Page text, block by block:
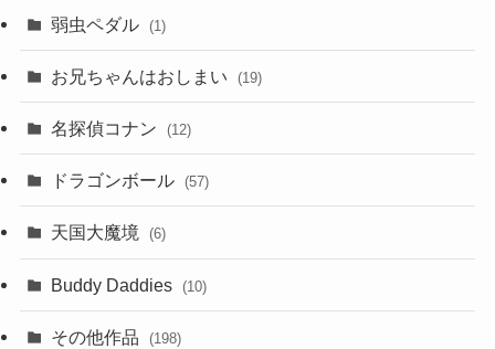
弱虫ペダル (1)
お兄ちゃんはおしまい (19)
名探偵コナン (12)
ドラゴンボール (57)
天国大魔境 (6)
Buddy Daddies (10)
その他作品 (198)